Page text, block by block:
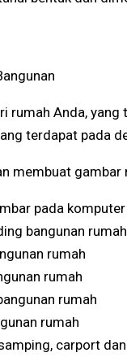
rumah Anda,
terdapat pada
membuat
pada komputer
bangunan rumah
rumah
rumah
rumah
rumah
carport